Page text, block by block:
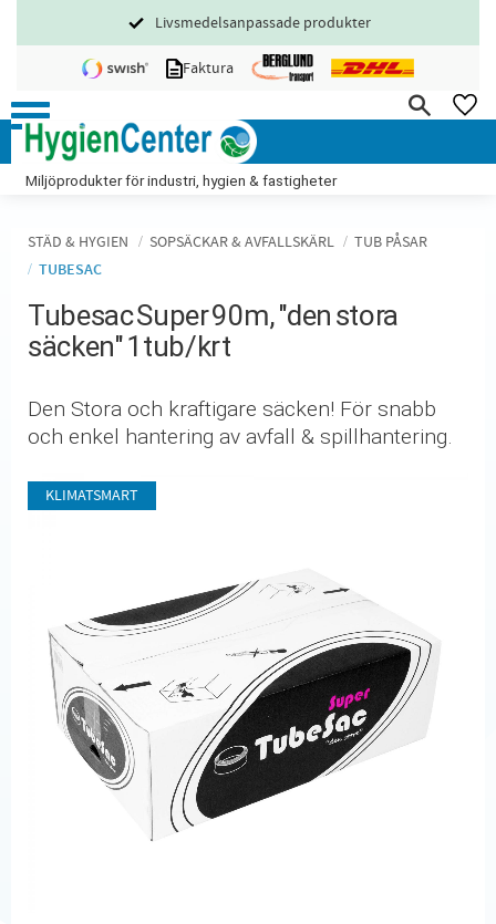
Meny
Livsmedelsanpassade produkter
Faktura
Miljöprodukter för industri, hygien & fastigheter
STÄD & HYGIEN SOPSÄCKAR & AVFALLSKÄRL
TUB PÅSAR
TUBESAC
Tubesac Super 90m, "den stora
säcken" 1tub/krt
Den Stora och kraftigare säcken! För snabb
och enkel hantering av avfall & spillhantering.
KLIMATSMART